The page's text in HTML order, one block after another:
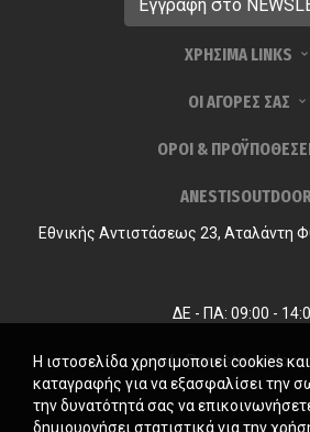
ΧΡΗΣΙΜΑ LINKS
ΟΙ ΑΓΟΡΕΣ ΣΑΣ
ΟΡΟΙ &
Εθνικής Αντιστάσεως 23, Αταλάντη
ΔΕ - ΠΑ: 09:00 -
Η ιστοσελίδα χρησιμοποιεί cookies
καταγραφής για να εξασφαλίσει την
την δυνατότητά σας να
δημιουργήσει στατιστικά για την